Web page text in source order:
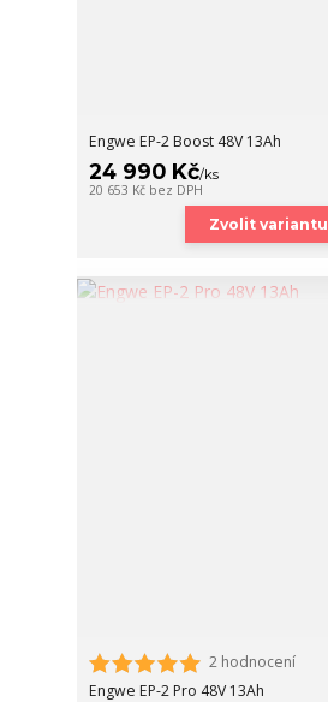
Engwe EP-2 Boost 48V 13Ah
24 990 Kč/ks
20 653 Kč bez DPH
Zvolit variantu
2 hodnocení
Engwe EP-2 Pro 48V 13Ah